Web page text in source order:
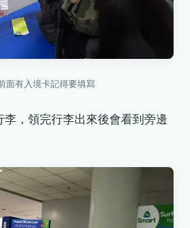
面有入境卡記得要填寫
，領完行李出來後會看到旁邊